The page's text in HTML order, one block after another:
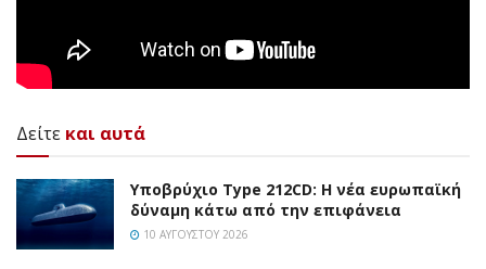
Δείτε και αυτά
Υποβρύχιο Type 212CD: Η νέα ευρωπαϊκή
δύναμη κάτω από την επιφάνεια
10 ΑΥΓΟΎΣΤΟΥ 2026